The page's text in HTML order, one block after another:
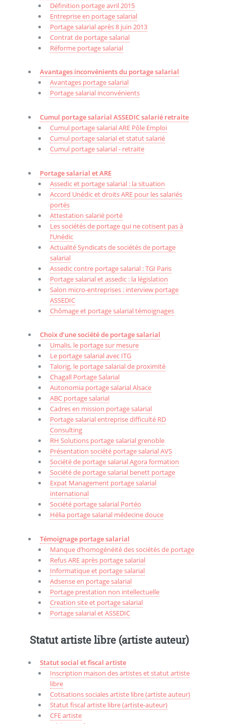
Définition portage avril 2015
Entreprise en portage salarial
Portage salarial après 8 juin 2013
Contrat de portage salarial
Réforme portage salarial
Avantages inconvénients du portage salarial
Avantages portage salarial
Portage salarial inconvénients
Cumul portage salarial ASSEDIC salarié retraite
Cumul portage salarial ARE Pôle Emploi
Cumul portage salarial et statut salarié
Cumul portage salarial - retraite
Portage salarial et ARE
Assedic et portage salarial : la situation
Accord Unédic et droits ARE pour les salariés
portés
Attestation salarié porté
Les sociétés de portage qui ne cotisent pas à
l’Unédic
Actualité Syndicats de sociétés de portage
salarial
Assedic contre portage salarial : TGI Paris
Portage salarial et assedic : la législation
Salon micro-entreprises : interview portage
ASSEDIC
Chômage et portage salarial témoignages
Choix d’une société de portage salarial
Umalis, le portage sur mesure
Le portage salarial avec ITG
Talorig, le portage salarial de proximité
Chagall Portage Salarial
Autonomia portage salarial Alsace
ABC portage salarial
Cadres en mission portage salarial
Portage salarial entreprise difficulté RD
Consulting
RH Solutions portage salarial grenoble
Présentation société portage salarial AVS
Société de portage salarial Agora formation
Société de portage salarial benett portage
Expat Management portage salarial
international
Société portage salarial Portéo
Hélia portage salarial médecine douce
Témoignage portage salarial
Manque d’homogénéité des sociétés de portage
Refus ARE après portage salarial
Informatique et portage salarial
Adsense en portage salarial
Portage prestation non intellectuelle
Creation site et portage salarial
Portage salarial et ASSEDIC
Statut artiste libre (artiste auteur)
Statut social et fiscal artiste
Inscription maison des artistes et statut artiste
libre
Cotisations sociales artiste libre (artiste auteur)
Statut fiscal artiste libre (artiste-auteur)
CFE artiste